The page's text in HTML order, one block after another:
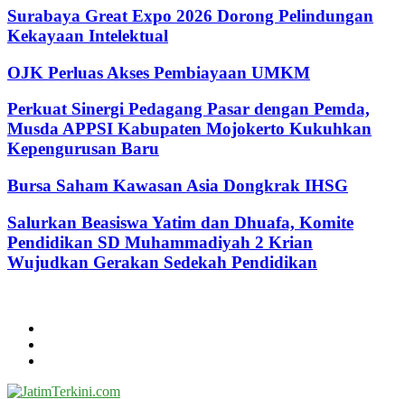
Surabaya Great Expo 2026 Dorong Pelindungan
Kekayaan Intelektual
OJK Perluas Akses Pembiayaan UMKM
Perkuat Sinergi Pedagang Pasar dengan Pemda,
Musda APPSI Kabupaten Mojokerto Kukuhkan
Kepengurusan Baru
Bursa Saham Kawasan Asia Dongkrak IHSG
Salurkan Beasiswa Yatim dan Dhuafa, Komite
Pendidikan SD Muhammadiyah 2 Krian
Wujudkan Gerakan Sedekah Pendidikan